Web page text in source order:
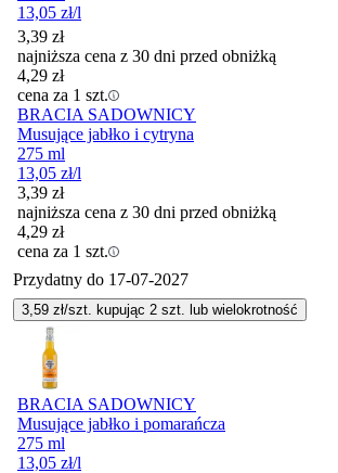
13,05 zł/l
3,39 zł
najniższa cena z 30 dni przed obniżką
4,29 zł
cena za 1 szt.
BRACIA SADOWNICY
Musujące jabłko i cytryna
275 ml
13,05 zł/l
3,39 zł
najniższa cena z 30 dni przed obniżką
4,29 zł
cena za 1 szt.
Przydatny do 17-07-2027
3,59 zł/szt. kupując 2 szt. lub wielokrotność
BRACIA SADOWNICY
Musujące jabłko i pomarańcza
275 ml
13,05 zł/l